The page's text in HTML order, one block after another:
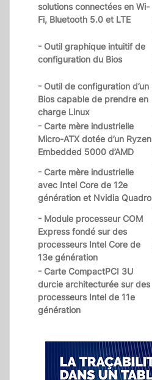
solutions connectées en Wi-
Fi, Bluetooth 5.0 et LTE
- Outil graphique intuitif de
configuration du Bios
- Outil de configuration d’un
Bios capable de prendre en
charge Linux
- Carte mère industrielle
Micro-ATX dotée d’un Ryzen
Embedded 5000 d’AMD
- Carte mère industrielle
avec Intel Core de 12e
génération et Nvidia Quadro
- Module processeur COM
Express fondé sur des
processeurs Intel Core de
13e génération
- Carte CompactPCI 3U
durcie architecturée sur des
processeurs Intel de 11e
génération